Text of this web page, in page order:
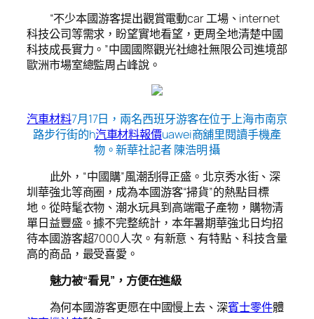
“不少本國游客提出觀賞電動car 工場、internet
科技公司等需求，盼望實地看望，更周全地清楚中國
科技成長實力。”中國國際觀光社總社無限公司進境部
歐洲市場室總監周占峰說。
汽車材料7月17日，兩名西班牙游客在位于上海市南京
路步行街的h汽車材料報價uawei商舖里閱讀手機產
物。新華社記者 陳浩明 攝
此外，“中國購”風潮刮得正盛。北京秀水街、深
圳華強北等商圈，成為本國游客“掃貨”的熱點目標
地。從時髦衣物、潮水玩具到高端電子產物，購物清
單日益豐盛。據不完整統計，本年暑期華強北日均招
待本國游客超7000人次。有新意、有特點、科技含量
高的商品，最受喜愛。
魅力被“看見”，方便在進級
為何本國游客更愿在中國慢上去、深賓士零件體